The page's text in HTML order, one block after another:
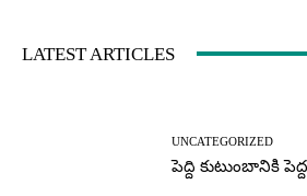
LATEST ARTICLES
UNCATEGORIZED
పెద్ది కుటుంబానికి